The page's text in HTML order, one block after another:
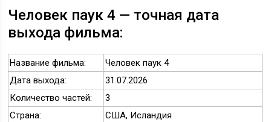
Человек паук 4 — точная дата
выхода фильма:
Название фильма:
Человек паук 4
Дата выхода:
31.07.2026
Количество частей:
3
Страна:
США, Исландия